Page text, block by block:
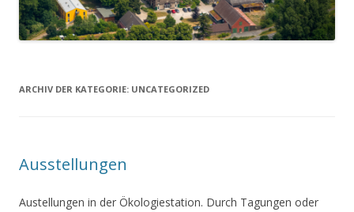
ARCHIV DER KATEGORIE: UNCATEGORIZED
Ausstellungen
Austellungen in der Ökologiestation. Durch Tagungen oder